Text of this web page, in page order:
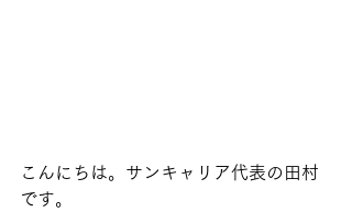
こんにちは。サンキャリア代表の田村
です。